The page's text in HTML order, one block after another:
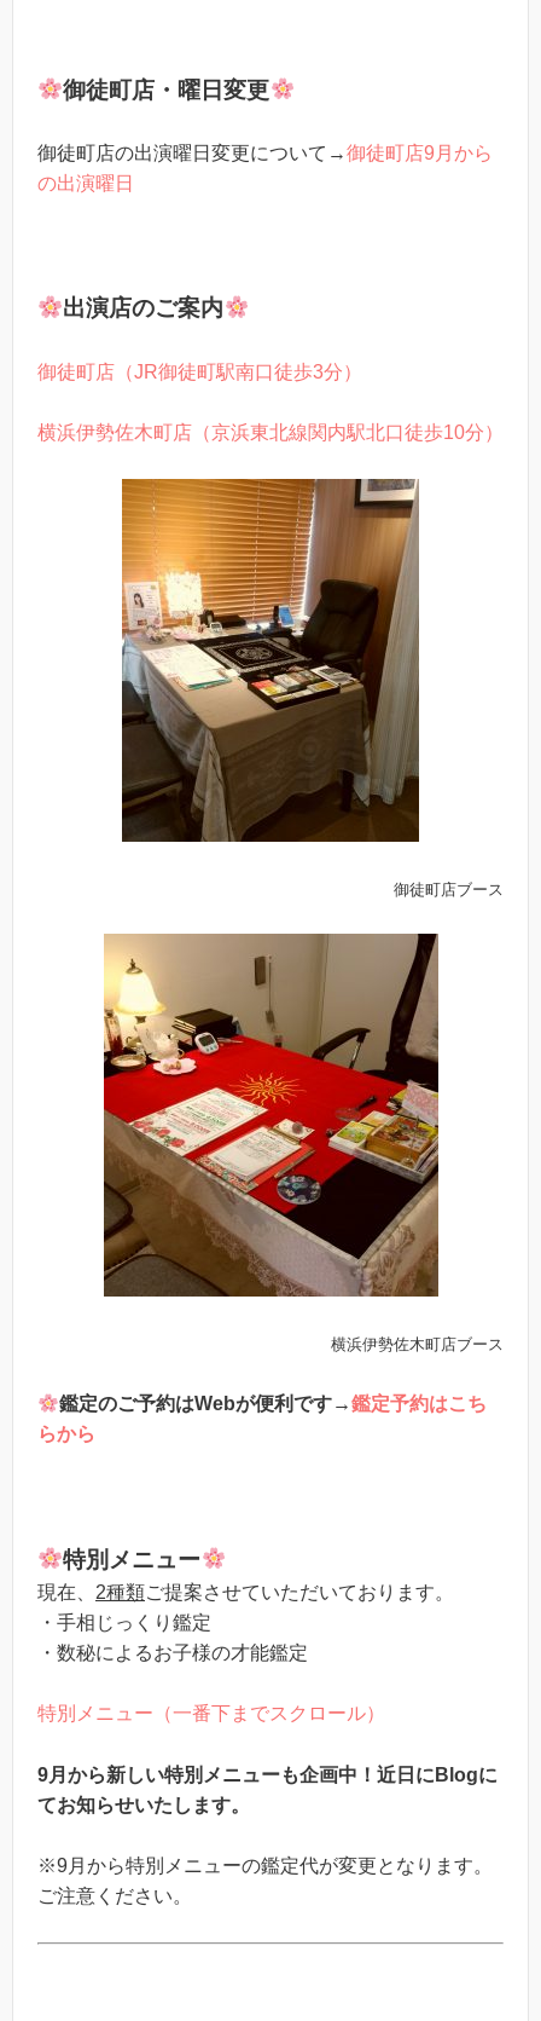
御徒町店・曜日変更
御徒町店の出演曜日変更について→御徒町店9月から
の出演曜日
出演店のご案内
御徒町店（JR御徒町駅南口徒歩3分）
横浜伊勢佐木町店（京浜東北線関内駅北口徒歩10分）
御徒町店ブース
横浜伊勢佐木町店ブース
鑑定のご予約はWebが便利です→鑑定予約はこち
らから
特別メニュー
現在、 2種類ご提案させていただいております。
・手相じっくり鑑定
・数秘によるお子様の才能鑑定
特別メニュー（一番下までスクロール）
9月から新しい特別メニューも企画中！ 近日にBlogに
てお知らせいたします。
※9月から特別メニューの鑑定代が変更となります。
ご注意ください。